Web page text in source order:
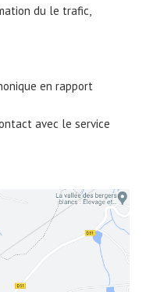
du le trafic,
en rapport
avec le service